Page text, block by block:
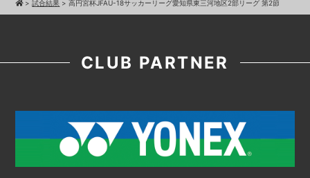
>試合結果 >高円宮杯JFAU-18サッカーリーグ愛知県東三河地区2部リーグ 第2節
CLUB PARTNER